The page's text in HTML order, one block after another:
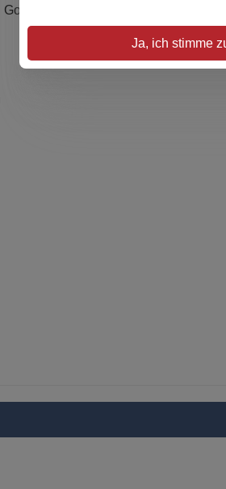
Wort? Wohin geht der
Ja, ich stimme